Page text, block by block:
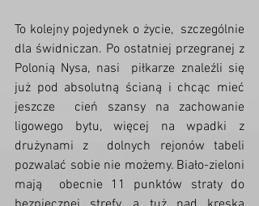
To kolejny pojedynek o życie,  szczególnie
dla świdniczan. Po ostatniej przegranej z
Polonią Nysa, nasi  piłkarze znaleźli się
już pod absolutną ścianą i chcąc mieć
jeszcze  cień szansy na zachowanie
ligowego bytu, więcej na wpadki z
drużynami z  dolnych rejonów tabeli
pozwalać sobie nie możemy. Biało-zieloni
mają  obecnie 11 punktów straty do